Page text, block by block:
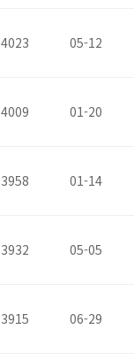
4023 05-12
4009 01-20
3958 01-14
3932 05-05
3915 06-29